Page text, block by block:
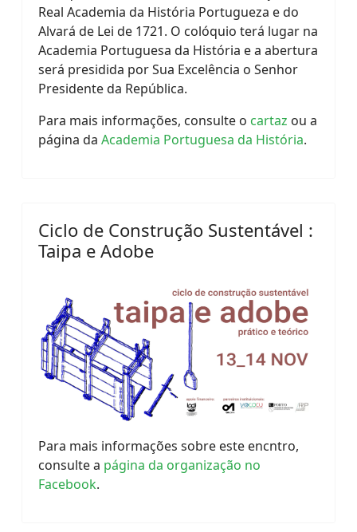
Real Academia da História Portugueza e do
Alvará de Lei de 1721. O colóquio terá lugar na
Academia Portuguesa da História e a abertura
será presidida por Sua Excelência o Senhor
Presidente da República.
Para mais informações, consulte o cartaz ou a
página da Academia Portuguesa da História.
Ciclo de Construção Sustentável :
Taipa e Adobe
Para mais informações sobre este encntro,
consulte a página da organização no
Facebook.